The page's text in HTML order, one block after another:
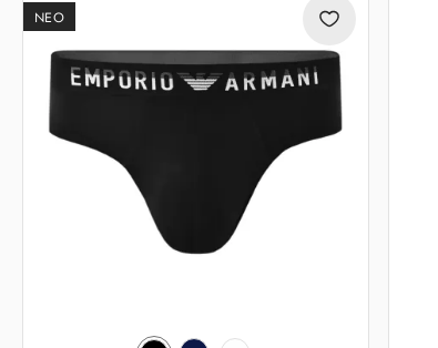
ΝΕΟ